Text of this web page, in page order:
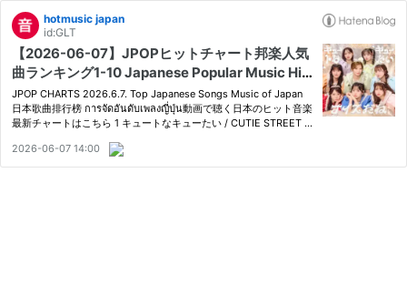
hotmusic japan
id:GLT
【2026-06-07】JPOPヒットチャート邦楽人気
曲ランキング1-10 Japanese Popular Music Hit
Chart
JPOP CHARTS 2026.6.7. Top Japanese Songs Music of Japan
日本歌曲排行榜 การจัดอันดับเพลงญี่ปุ่น動画で聴く日本のヒット音楽
最新チャートはこちら 1 キュートなキューたい / CUTIE STREET 2
Mirror! / NEWSTAR 5 好きすぎて滅！ / M!LK 6 FOREVER / …
2026-06-07 14:00